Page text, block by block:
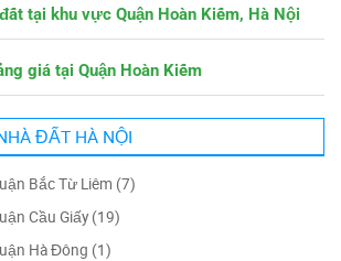
tại khu vực Quận Hoàn Kiếm, Hà Nội
giá tại Quận Hoàn Kiếm
ĐẤT HÀ NỘI
Bắc Từ Liêm (7)
Cầu Giấy (19)
Hà Đông (1)